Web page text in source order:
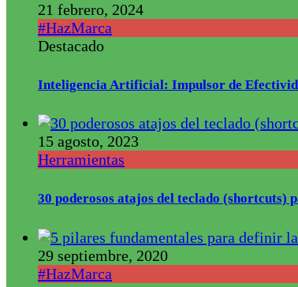
21 febrero, 2024
#HazMarca
Destacado
Inteligencia Artificial: Impulsor de
15 agosto, 2023
Herramientas
30 poderosos atajos del teclado (shortcuts)
29 septiembre, 2020
#HazMarca